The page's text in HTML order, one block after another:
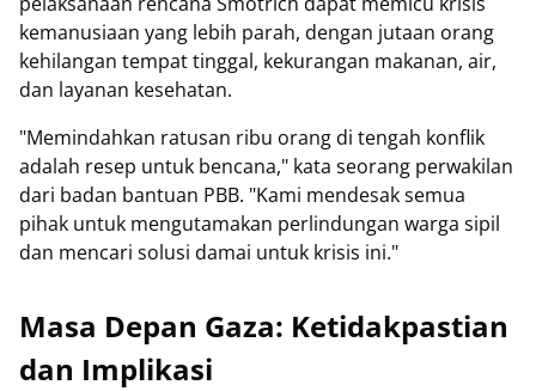
kemanusiaan yang lebih parah, dengan jutaan orang
kehilangan tempat tinggal, kekurangan makanan, air,
dan layanan kesehatan.
"Memindahkan ratusan ribu orang di tengah konflik
adalah resep untuk bencana," kata seorang perwakilan
dari badan bantuan PBB. "Kami mendesak semua
pihak untuk mengutamakan perlindungan warga sipil
dan mencari solusi damai untuk krisis ini."
Masa Depan Gaza: Ketidakpastian
dan Implikasi